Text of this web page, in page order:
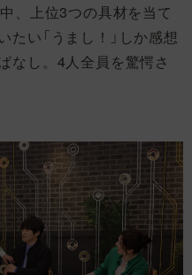
、上位3つの具材を当て
い「うまし！」しか感想
なし。4人全員を驚愕さ